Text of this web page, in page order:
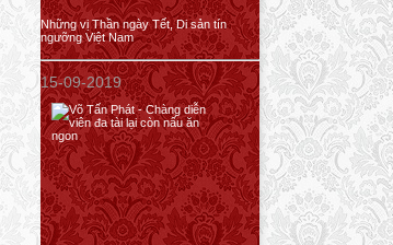
Những vị Thần ngày Tết, Di sản tín
ngưỡng Việt Nam
15-09-2019